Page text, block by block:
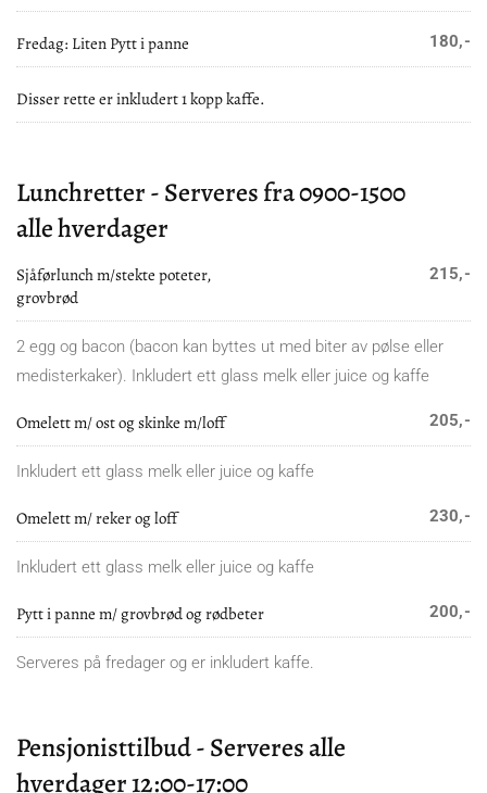
Fredag: Liten Pytt i panne 180,-
Disser rette er inkludert 1 kopp kaffe.
Lunchretter - Serveres fra 0900-1500
alle hverdager
Sjåførlunch m/stekte poteter,
grovbrød
215,-
2 egg og bacon (bacon kan byttes ut med biter av pølse eller
medisterkaker). Inkludert ett glass melk eller juice og kaffe
Omelett m/ ost og skinke m/loff 205,-
Inkludert ett glass melk eller juice og kaffe
Omelett m/ reker og loff 230,-
Inkludert ett glass melk eller juice og kaffe
Pytt i panne m/ grovbrød og rødbeter 200,-
Serveres på fredager og er inkludert kaffe.
Pensjonisttilbud - Serveres alle
hverdager 12:00-17:00